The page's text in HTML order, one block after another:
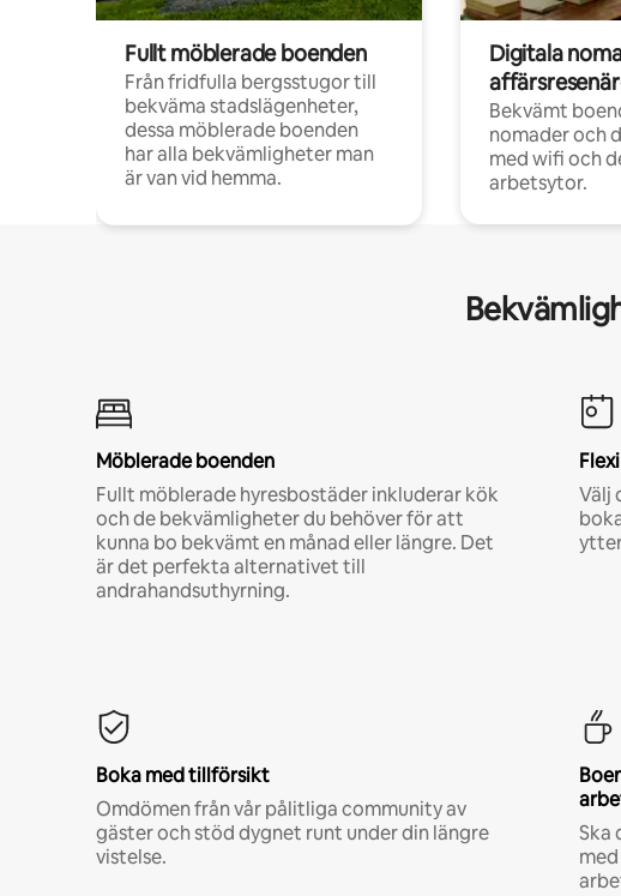
Fullt möblerade boenden
Från fridfulla bergsstugor till
bekväma stadslägenheter,
dessa möblerade boenden
har alla bekvämligheter man
är van vid hemma.
Digitala
Bekvämt
nomader och
med wifi och
arbetsytor.
Möblerade boenden
Fullt möblerade hyresbostäder inkluderar kök
och de bekvämligheter du behöver för att
kunna bo bekvämt en månad eller längre. Det
är det perfekta alternativet till
andrahandsuthyrning.
Välj
Boka med tillförsikt
Omdömen från vår pålitliga community av
gäster och stöd dygnet runt under din längre
vistelse.
Ska